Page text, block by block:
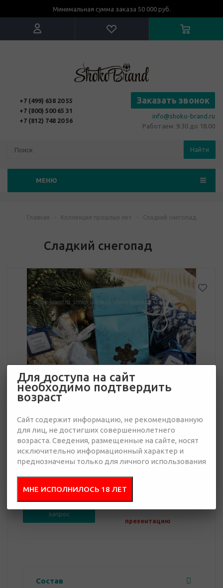
Минимальная сумма заказа 50 000 руб.
+7 (499) 638 20 55
+7 (800) 500 65 31
+7 (812) 748 20 56
Заказать звонок
info@shoko-brand.ru
Работаем: 9.30 до 18.00
Найти
МЕНЮ
Главная - Коллекция прошлых лет - Сладкий снегопад
Сладкий снегопад
Нет в наличии
запрос
презентацию
Состав
Для доступа на сайт
необходимо подтвердить
возраст
Сайт содержит информацию, не рекомендованную
для лиц, не достигших совершеннолетнего
возраста. Сведения, размещенные на сайте, носят
исключительно информационный характер и
преднозначены только для личного использования
МНЕ ИСПОЛНИЛОСЬ 18 ЛЕТ